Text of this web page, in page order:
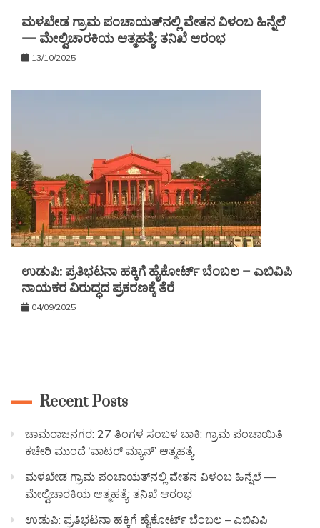
ಮಳಖೇಡ ಗ್ರಾಮ ಪಂಚಾಯತ್‌ನಲ್ಲಿ ವೇತನ ವಿಳಂಬ ಹಿನ್ನೆಲೆ
— ಮೇಲ್ವಿಚಾರಕಿಯ ಆತ್ಮಹತ್ಯೆ: ತನಿಖೆ ಆರಂಭ
13/10/2025
ಉಡುಪಿ: ಪ್ರತಿಭಟನಾ ಹಕ್ಕಿಗೆ ಹೈಕೋರ್ಟ್ ಬೆಂಬಲ – ಎಬಿವಿಪಿ
ನಾಯಕರ ವಿರುದ್ಧದ ಪ್ರಕರಣಕ್ಕೆ ತೆರೆ
04/09/2025
Recent Posts
ಚಾಮರಾಜನಗರ: 27 ತಿಂಗಳ ಸಂಬಳ ಬಾಕಿ; ಗ್ರಾಮ ಪಂಚಾಯಿತಿ
ಕಚೇರಿ ಮುಂದೆ ‘ವಾಟರ್ ಮ್ಯಾನ್’ ಆತ್ಮಹತ್ಯೆ
ಮಳಖೇಡ ಗ್ರಾಮ ಪಂಚಾಯತ್‌ನಲ್ಲಿ ವೇತನ ವಿಳಂಬ ಹಿನ್ನೆಲೆ —
ಮೇಲ್ವಿಚಾರಕಿಯ ಆತ್ಮಹತ್ಯೆ: ತನಿಖೆ ಆರಂಭ
ಉಡುಪಿ: ಪ್ರತಿಭಟನಾ ಹಕ್ಕಿಗೆ ಹೈಕೋರ್ಟ್ ಬೆಂಬಲ – ಎಬಿವಿಪಿ